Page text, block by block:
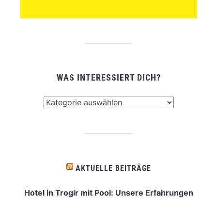
WAS INTERESSIERT DICH?
AKTUELLE BEITRÄGE
Hotel in Trogir mit Pool: Unsere Erfahrungen